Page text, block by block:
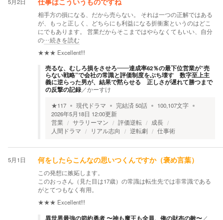
仕事はこういうものですね
相手方の損になる、だから売らない。 それは一つの正解ではある
が、もっと正しく、どちらにも利益になる折衝案というのはどこ
にでもあります。 営業だからそこまではやらなくてもいい、自分
の…続きを読む
★★★ Excellent!!!
売るな、むしろ損をさせろ――達成率62％の最下位営業が“売
らない戦略”で会社の常識と評価制度をぶち壊す 数字至上主
義に逆らった男が、結果で黙らせる 正しさが遅れて勝つまで
の反撃の記録／かーすけ
★117 現代ドラマ 完結済50話 100,107文字
2026年5月18日 12:00更新
営業
サラリーマン 評価逆転
成長
人間ドラマ
リアル志向 逆転劇 仕事術
5月1日 何をしたらこんなの思いつくんですか（褒め言葉）
この発想に嫉妬します。
このおっさん（見た目は17歳）の常識は転生先では非常識である
がとてつもなく有用。
★★★ Excellent!!!
異世界最強の節約勇者 〜神も魔王も全員、俺の財布の敵〜／